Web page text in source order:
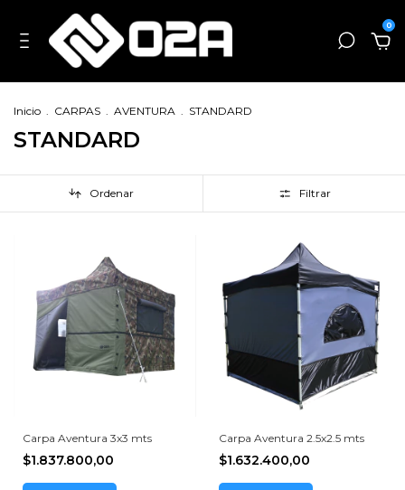
0
Inicio . CARPAS . AVENTURA . STANDARD
STANDARD
Ordenar Filtrar
Carpa Aventura 3x3 mts
$1.837.800,00
Carpa Aventura 2.5x2.5 mts
$1.632.400,00